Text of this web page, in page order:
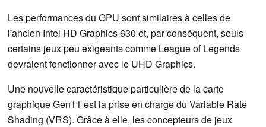
Les performances du GPU sont similaires à celles de
l'ancien Intel HD Graphics 630 et, par conséquent, seuls
certains jeux peu exigeants comme League of Legends
devraient fonctionner avec le UHD Graphics.
Une nouvelle caractéristique particulière de la carte
graphique Gen11 est la prise en charge du Variable Rate
Shading (VRS). Grâce à elle, les concepteurs de jeux